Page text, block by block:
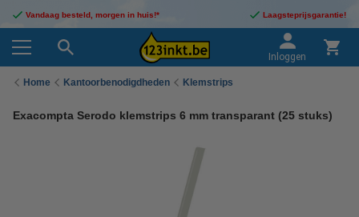
Vandaag besteld, morgen in huis!* Laagsteprijsgarantie!
Inloggen
Home Kantoorbenodigdheden Klemstrips
Exacompta Serodo klemstrips 6 mm transparant (25 stuks)